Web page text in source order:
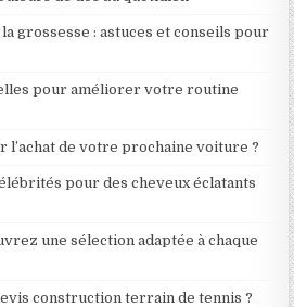
grossesse : astuces et conseils pour
pour améliorer votre routine
l’achat de votre prochaine voiture ?
pour des cheveux éclatants
une sélection adaptée à chaque
construction terrain de tennis ?